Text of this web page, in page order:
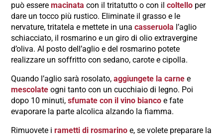
può esseremacinata con il tritatutto o con ilcoltello per
dare un tocco più rustico. Eliminate il grasso e le
nervature, tritatela e mettete in unacasseruola l’aglio
schiacciato, il rosmarino e un giro di olio extravergine
d’oliva. Al posto dell’aglio e del rosmarino potete
realizzare un soffritto con sedano, carote e cipolla.
Quando l’aglio sarà rosolato,aggiungete la carne e
mescolate ogni tanto con un cucchiaio di legno. Poi
dopo 10 minuti,sfumate con il vino bianco e fate
evaporare la parte alcolica alzando la fiamma.
Rimuovete irametti di rosmarino e, se volete preparare la